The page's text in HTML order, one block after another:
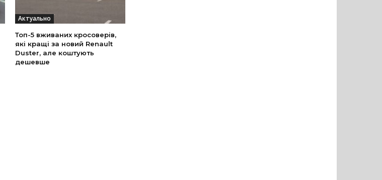
Актуально
Топ-5 вживаних кросоверів,
які кращі за новий Renault
Duster, але коштують
дешевше